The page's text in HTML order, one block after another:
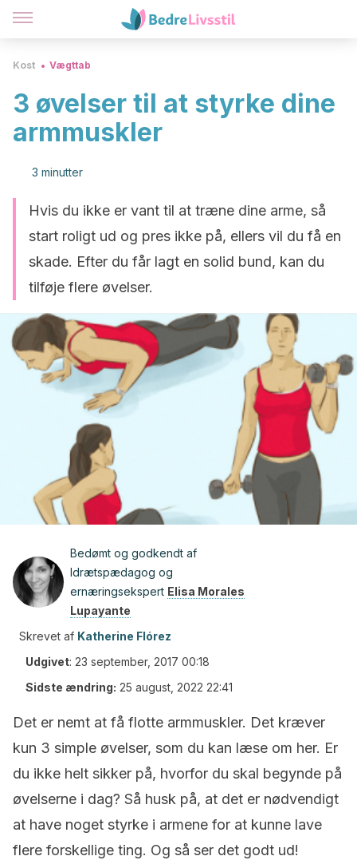
Kost Vægttab
3 øvelser til at styrke dine
armmuskler
3 minutter
Hvis du ikke er vant til at træne dine arme, så
start roligt ud og pres ikke på, ellers vil du få en
skade. Efter du får lagt en solid bund, kan du
tilføje flere øvelser.
Bedømt og godkendt af
Idrætspædagog og
ernæringsekspert Elisa Morales
Lupayante
Skrevet af Katherine Flórez
Udgivet: 23 september, 2017 00:18
Sidste ændring: 25 august, 2022 22:41
Det er nemt at få flotte armmuskler. Det kræver
kun 3 simple øvelser, som du kan læse om her. Er
du ikke helt sikker på, hvorfor du skal begynde på
øvelserne i dag? Så husk på, at det er nødvendigt
at have noget styrke i armene for at kunne lave
flere forskellige ting. Og så ser det godt ud!